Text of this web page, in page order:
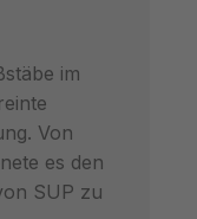
im
Von
es den
SUP zu